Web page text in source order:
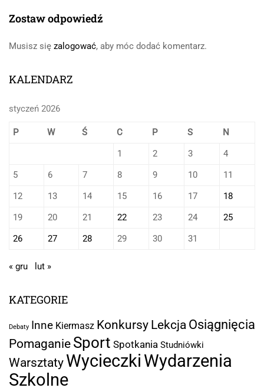
Zostaw odpowiedź
Musisz się zalogować, aby móc dodać komentarz.
KALENDARZ
styczeń 2026
P W Ś C P S
N
1
2 3
4
5
6 7 8 9 10
11
12
13 14 15 16 17
18
19
20 21 22 23 24
25
26
27 28 29 30 31
« gru lut »
KATEGORIE
Debaty Inne Kiermasz Konkursy Lekcja Osiągnięcia
Pomaganie Sport Spotkania Studniówki
Warsztaty Wycieczki Wydarzenia
Szkolne